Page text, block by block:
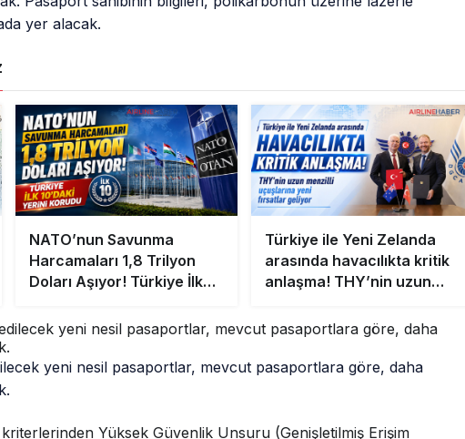
yer alacak.
NATO’nun Savunma
Harcamaları 1,8 Trilyon
Doları Aşıyor! Türkiye İlk
Türkiye ile Yeni Zelanda
arasında havacılıkta kritik
anlaşma! THY’nin uzun
fırsatlar geliyor
yeni nesil pasaportlar, mevcut pasaportlara göre, daha